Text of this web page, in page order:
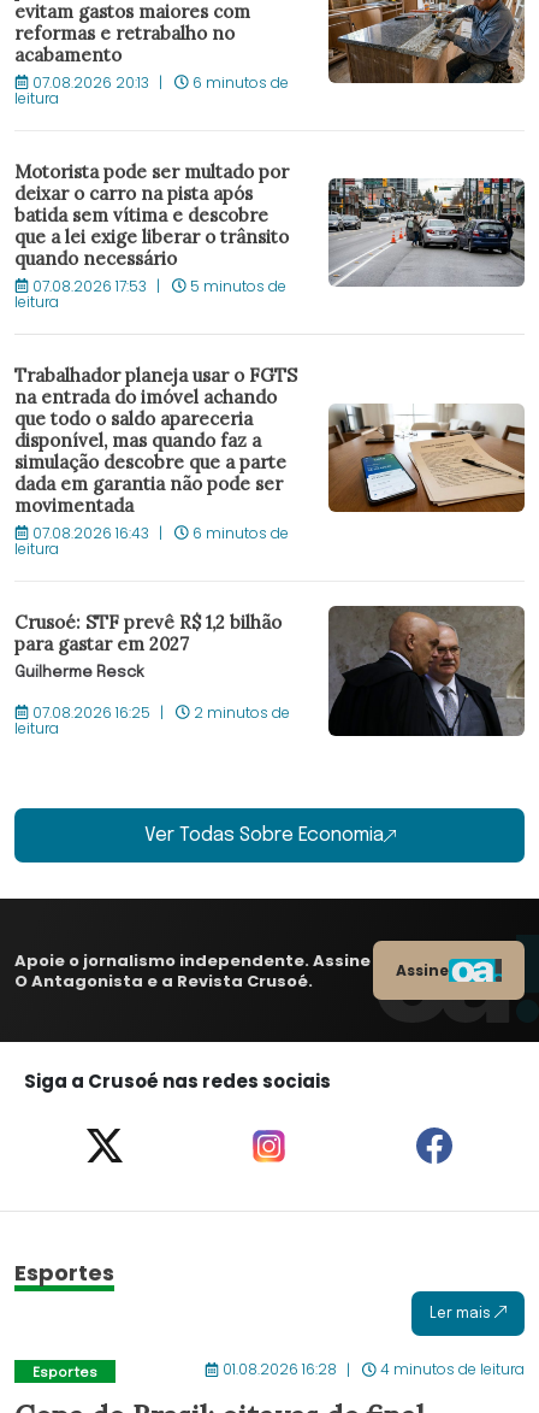
evitam gastos maiores com
reformas e retrabalho no
acabamento
07.08.2026 20:13 6 minutos de
leitura
Motorista pode ser multado por
deixar o carro na pista após
batida sem vítima e descobre
que a lei exige liberar o trânsito
quando necessário
07.08.2026 17:53 5 minutos de
leitura
Trabalhador planeja usar o FGTS
na entrada do imóvel achando
que todo o saldo apareceria
disponível, mas quando faz a
simulação descobre que a parte
dada em garantia não pode ser
movimentada
07.08.2026 16:43 6 minutos de
leitura
Crusoé: STF prevê R$ 1,2 bilhão
para gastar em 2027
Guilherme Resck
07.08.2026 16:25 2 minutos de
leitura
Ver Todas Sobre Economia
Apoie o jornalismo independente. Assine
O Antagonista e a Revista Crusoé.
Assine
Siga a Crusoé nas redes sociais
Esportes
Ler mais
Esportes 01.08.2026 16:28 4 minutos de leitura